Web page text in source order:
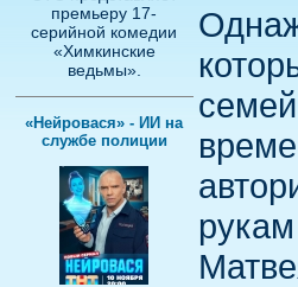
премьеру 17-
серийной комедии
«Химкинские
ведьмы».
«Нейровася» - ИИ на
службе полиции